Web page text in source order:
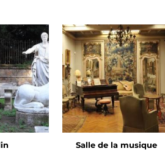
Salle de la musique